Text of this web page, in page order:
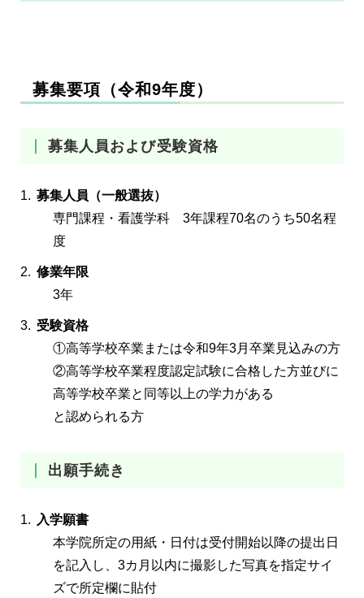
募集要項（令和9年度）
募集人員および受験資格
募集人員（一般選抜）
専門課程・看護学科 3年課程70名のうち50名程
度
修業年限
3年
受験資格
①高等学校卒業または令和9年3月卒業見込みの方
②高等学校卒業程度認定試験に合格した方並びに
高等学校卒業と同等以上の学力がある
と認められる方
出願手続き
入学願書
本学院所定の用紙・日付は受付開始以降の提出日
を記入し、3カ月以内に撮影した写真を指定サイ
ズで所定欄に貼付